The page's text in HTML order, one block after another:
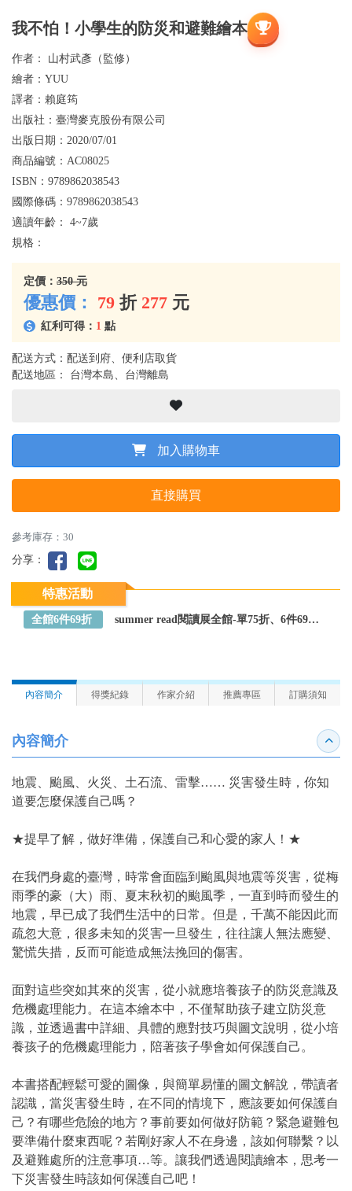
我不怕！小學生的防災和避難繪本
作者： 山村武彥（監修）
繪者： YUU
譯者： 賴庭筠
出版社： 臺灣麥克股份有限公司
出版日期： 2020/07/01
商品編號： AC08025
ISBN： 9789862038543
國際條碼： 9789862038543
適讀年齡： 4~7歲
規格：
定價： 350 元
優惠價： 79 折 277 元
紅利可得： 1 點
配送方式：配送到府、便利店取貨
配送地區： 台灣本島、台灣離島
加入購物車
直接購買
參考庫存：30
分享：
特惠活動
全館6件69折 summer read閱讀展全館-單75折、6件69折～全館任選
內容簡介 得獎紀錄 作家介紹 推薦專區 訂購須知
內容簡介 收合
地震、颱風、火災、土石流、雷擊…… 災害發生時，你知
道要怎麼保護自己嗎？
★提早了解，做好準備，保護自己和心愛的家人！★
在我們身處的臺灣，時常會面臨到颱風與地震等災害，從梅
雨季的豪（大）雨、夏末秋初的颱風季，一直到時而發生的
地震，早已成了我們生活中的日常。但是，千萬不能因此而
疏忽大意，很多未知的災害一旦發生，往往讓人無法應變、
驚慌失措，反而可能造成無法挽回的傷害。
面對這些突如其來的災害，從小就應培養孩子的防災意識及
危機處理能力。在這本繪本中，不僅幫助孩子建立防災意
識，並透過書中詳細、具體的應對技巧與圖文說明，從小培
養孩子的危機處理能力，陪著孩子學會如何保護自己。
本書搭配輕鬆可愛的圖像，與簡單易懂的圖文解說，帶讀者
認識，當災害發生時，在不同的情境下，應該要如何保護自
己？有哪些危險的地方？事前要如何做好防範？緊急避難包
要準備什麼東西呢？若剛好家人不在身邊，該如何聯繫？以
及避難處所的注意事項…等。讓我們透過閱讀繪本，思考一
下災害發生時該如何保護自己吧！